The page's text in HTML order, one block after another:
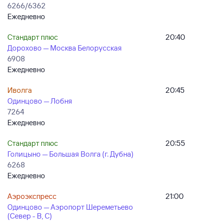
6266/6362
Ежедневно
Стандарт плюс
Дорохово — Москва Белорусская
6908
Ежедневно
20:40
Иволга
Одинцово — Лобня
7264
Ежедневно
20:45
Стандарт плюс
Голицыно — Большая Волга (г. Дубна)
6268
Ежедневно
20:55
Аэроэкспресс
Одинцово — Аэропорт Шереметьево
(Север - B, C)
21:00